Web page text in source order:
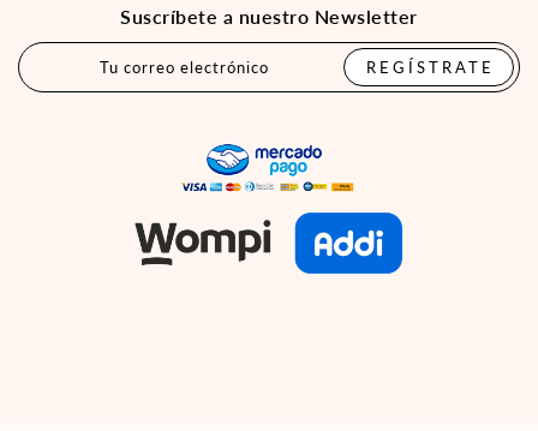
Suscríbete a nuestro Newsletter